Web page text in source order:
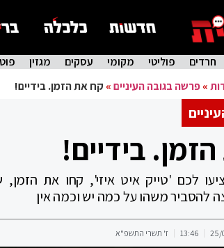
חרדים פוליטי מקומי עסקים מגזין
»פרשה בגובה העיניים» קח את הזמן. בידיים!
בידיים!
לכם 'טייק איט איזי', קחו את
להסביר משהו על כמה יש וכמה אין
25/
13:46 ז' תשרי התשפ"א